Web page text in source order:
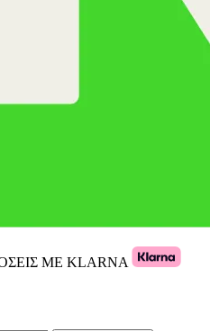
ΜΕ KLARNA